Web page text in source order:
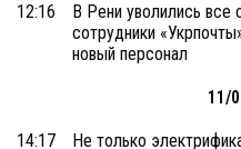
12:16
В Рени уволились все
сотрудники
новый персонал
11/
14:17
Не только